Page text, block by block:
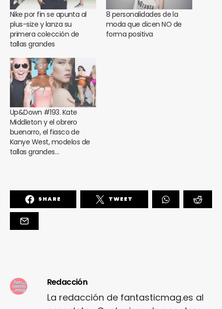
Nike por fin se apunta al
plus-size y lanza su
primera colección de
tallas grandes
8 personalidades de la
moda que dicen NO de
forma positiva
Up&Down #193. Kate
Middleton y el obrero
buenorro, el fiasco de
Kanye West, modelos de
tallas grandes…
SHARE TWEET
Redacción
La redacción de fantasticmag.es al